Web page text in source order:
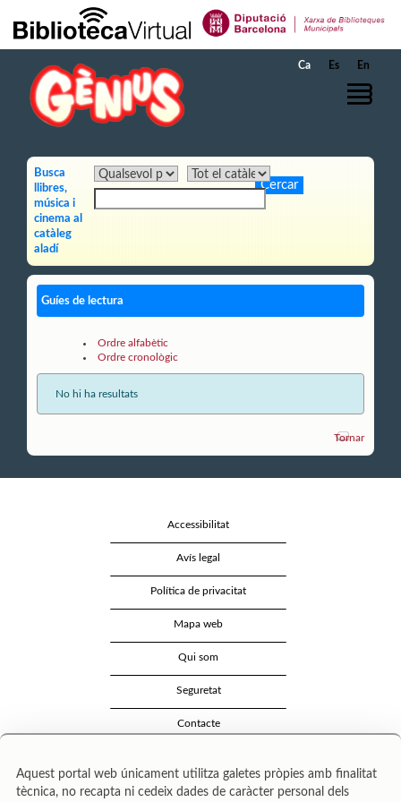
Salta al contingut principal
Ca Es En
Busca
llibres,
música i
cinema al
catàleg
aladí
Guíes de lectura
Ordre alfabètic
Ordre cronològic
No hi ha resultats
Tornar
Accessibilitat
Avís legal
Política de privacitat
Mapa web
Qui som
Seguretat
Contacte
Aquest portal web únicament utilitza galetes pròpies amb finalitat
tècnica, no recapta ni cedeix dades de caràcter personal dels